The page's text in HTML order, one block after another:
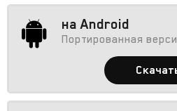
на Android
Портированная